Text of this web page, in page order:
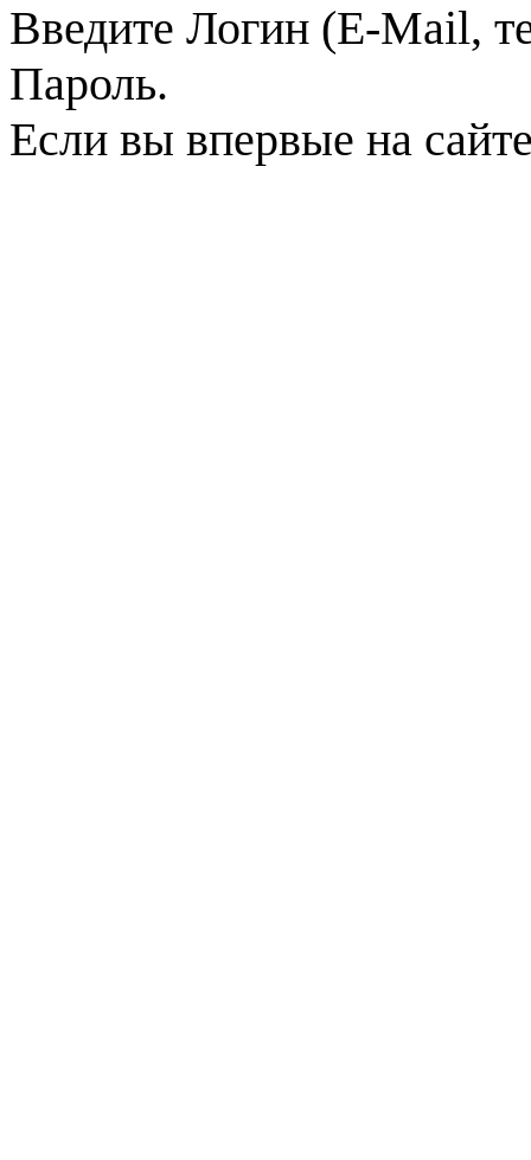
Введите Логин (E-Mail,
Пароль.
Если вы впервые на